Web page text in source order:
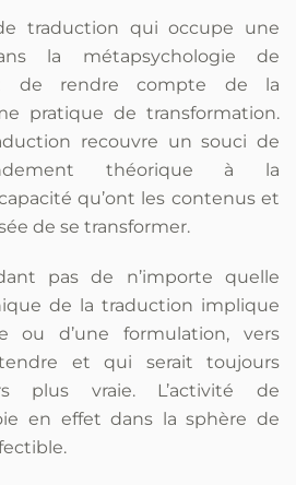
traduction qui occupe une
la métapsychologie de
de rendre compte de la
pratique de transformation.
recouvre un souci de
théorique à la
qu’ont les contenus et
de se transformer.
pas de n’importe quelle
de la traduction implique
ou d’une formulation, vers
et qui serait toujours
plus vraie. L’activité de
en effet dans la sphère de